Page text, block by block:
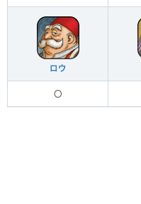
ロウ
〇